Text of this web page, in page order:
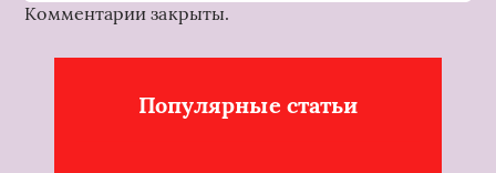
Комментарии закрыты.
Популярные статьи